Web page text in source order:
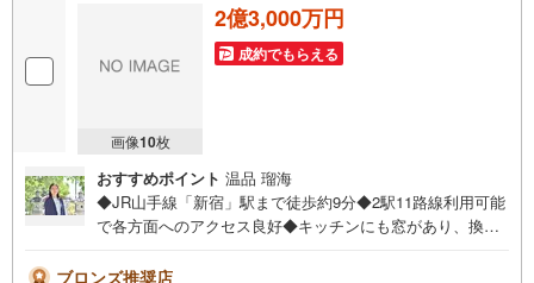
画像10枚
2億3,000万円
成約でもらえる
おすすめポイント 温品 瑠海
◆JR山手線「新宿」駅まで徒歩約9分◆2駅11路線利用可能
で各方面へのアクセス良好◆キッチンにも窓があり、換気
ム1室付き。収納・書斎・趣味空間など使い方は自由自在◆
ブロンズ推奨店